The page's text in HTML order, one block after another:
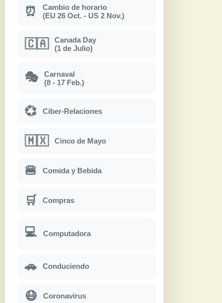
⏰
Cambio de horario
(EU 26 Oct. - US 2 Nov.)
🇨🇦
Canada Day
(1 de Julio)
🎭
Carnaval
(8 - 17 Feb.)
💞 Ciber-Relaciones
🇲🇽 Cinco de Mayo
🍔 Comida y Bebida
🛒 Compras
💻 Computadora
🚗 Conduciendo
😷 Coronavirus